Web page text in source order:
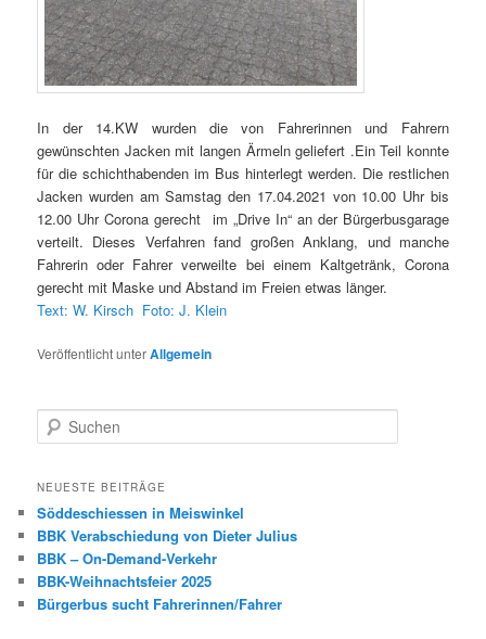
In der 14.KW wurden die von Fahrerinnen und Fahrern
gewünschten Jacken mit langen Ärmeln geliefert .Ein Teil konnte
für die schichthabenden im Bus hinterlegt werden. Die restlichen
Jacken wurden am Samstag den 17.04.2021 von 10.00 Uhr bis
12.00 Uhr Corona gerecht im „Drive In“ an der Bürgerbusgarage
verteilt. Dieses Verfahren fand großen Anklang, und manche
Fahrerin oder Fahrer verweilte bei einem Kaltgetränk, Corona
gerecht mit Maske und Abstand im Freien etwas länger.
Text: W. Kirsch Foto: J. Klein
Veröffentlicht unterAllgemein
u
h
n
NEUESTE BEITRÄGE
Söddeschiessen in Meiswinkel
BBK Verabschiedung von Dieter Julius
BBK – On-Demand-Verkehr
BBK-Weihnachtsfeier 2025
Bürgerbus sucht Fahrerinnen/Fahrer